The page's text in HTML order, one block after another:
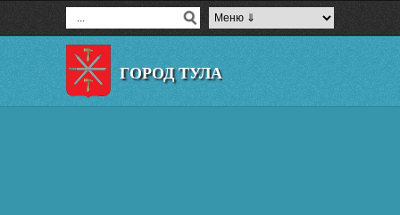
ГОРОД ТУЛА